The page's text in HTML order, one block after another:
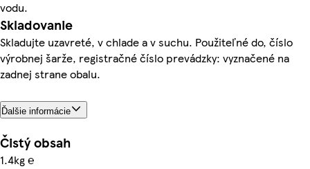
vodu.
Skladovanie
Skladujte uzavreté, v chlade a v suchu. Použiteľné do, číslo
výrobnej šarže, registračné číslo prevádzky: vyznačené na
zadnej strane obalu.
Ďalšie informácie
Čistý obsah
1.4kg ℮